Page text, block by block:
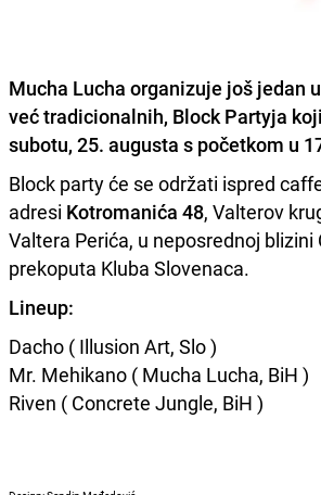
Mucha Lucha organizuje još jedan
već tradicionalnih, Block Partyja
subotu, 25. augusta s početkom u
Block party će se održati ispred
adresi Kotromanića 48, Valterov
Valtera Perića, u neposrednoj blizini
prekoputa Kluba Slovenaca.
Lineup:
Dacho ( Illusion Art, Slo )
Mr. Mehikano ( Mucha Lucha, BiH )
Riven ( Concrete Jungle, BiH )